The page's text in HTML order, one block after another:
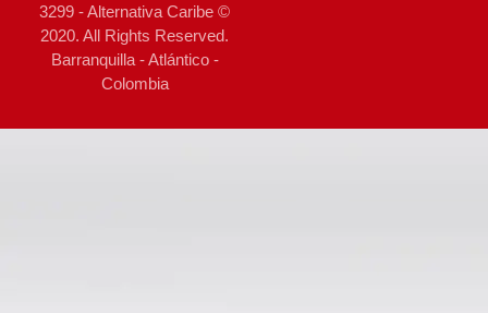
3299 - Alternativa Caribe ©
2020. All Rights Reserved.
Barranquilla - Atlántico -
Colombia